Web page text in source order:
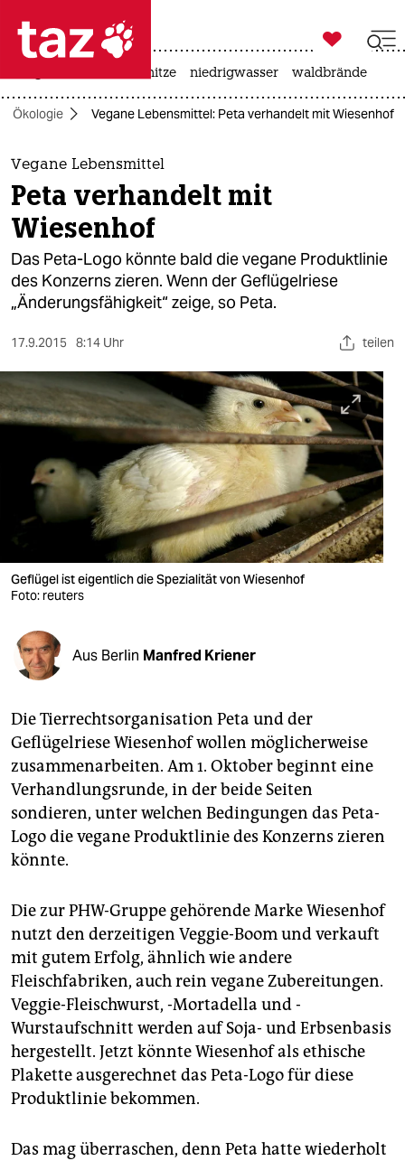
 taz zahl ich
taz zahl ich
themen
politik
öko
gesellschaft
sport
berlin
wahrheit
verlag
verlag
veranstaltungen
shop
fragen & hilfe
unterstützen
abo
genossenschaft
epaper login

taz zahl ich
hitze niedrigwasser waldbrände
Ökologie Vegane Lebensmittel: Peta verhandelt mit Wiesenhof
Vegane Lebensmittel
Peta verhandelt mit
Wiesenhof
Das Peta-Logo könnte bald die vegane Produktlinie
des Konzerns zieren. Wenn der Geflügelriese
„Änderungsfähigkeit“ zeige, so Peta.
17.9.2015 8:14 Uhr teilen
Geflügel ist eigentlich die Spezialität von Wiesenhof
Foto: reuters
Aus Berlin Manfred Kriener
Die Tierrechtsorganisation Peta und der
Geflügelriese Wiesenhof wollen möglicherweise
zusammenarbeiten. Am 1. Oktober beginnt eine
Verhandlungsrunde, in der beide Seiten
sondieren, unter welchen Bedingungen das Peta-
Logo die vegane Produktlinie des Konzerns zieren
könnte.
Die zur PHW-Gruppe gehörende Marke Wiesenhof
nutzt den derzeitigen Veggie-Boom und verkauft
mit gutem Erfolg, ähnlich wie andere
Fleischfabriken, auch rein vegane Zubereitungen.
Veggie-Fleischwurst, -Mortadella und -
Wurstaufschnitt werden auf Soja- und Erbsenbasis
hergestellt. Jetzt könnte Wiesenhof als ethische
Plakette ausgerechnet das Peta-Logo für diese
Produktlinie bekommen.
Das mag überraschen, denn Peta hatte wiederholt